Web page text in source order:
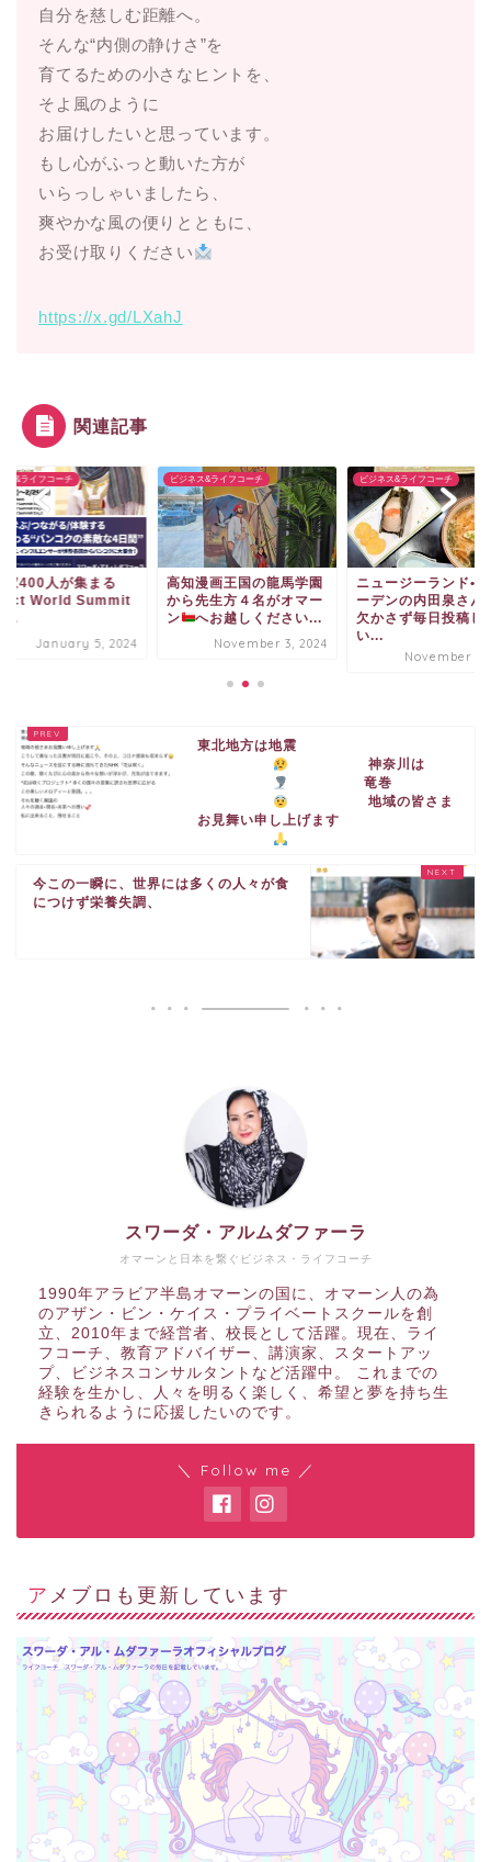
自分を慈しむ距離へ。
そんな“内側の静けさ”を
育てるための小さなヒントを、
そよ風のように
お届けしたいと思っています。
もし心がふっと動いた方が
いらっしゃいましたら、
爽やかな風の便りとともに、
お受け取りください
https://x.gd/LXahJ
関連記事
ス&ライフコーチ
家400人が集まる
World Summit
...
January 5, 2024
ビジネス&ライフコーチ
高知漫画王国の龍馬学園
から先生方４名がオマー
ン
へお越しください...
November 3, 2024
ビジネス&ライフコーチ
ニュージーランド•
ーデンの内田泉さん
欠かさず毎日投稿し
い...
November 9,
東北地方は地震
神奈川は
竜巻
地域の皆さま
お見舞い申し上げます
今この一瞬に、世界には多くの人々が食
につけず栄養失調、
オマーンと日本を繋ぐビジネス・ライフコーチ
スワーダ・アルムダファーラ
1990年アラビア半島オマーンの国に、オマーン人の為
のアザン・ビン・ケイス・プライベートスクールを創
立、2010年まで経営者、校長として活躍。現在、ライ
フコーチ、教育アドバイザー、講演家、スタートアッ
プ、ビジネスコンサルタントなど活躍中。 これまでの
経験を生かし、人々を明るく楽しく、希望と夢を持ち生
きられるように応援したいのです。
＼ Follow me ／
アメブロも更新しています